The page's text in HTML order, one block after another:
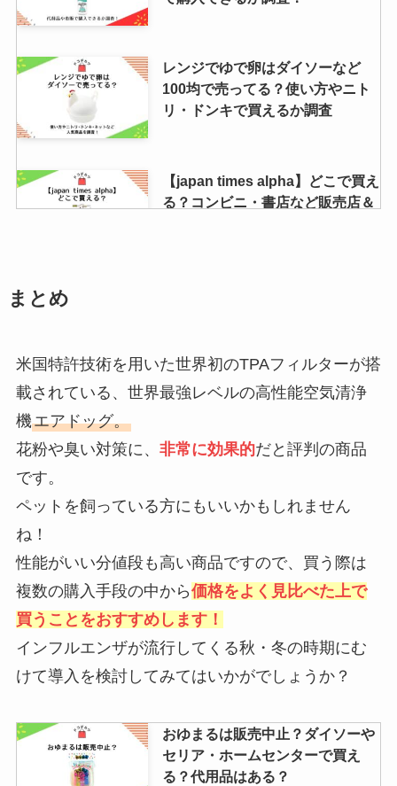
レンジでゆで卵はダイソーなど
100均で売ってる？使い方やニト
リ・ドンキで買えるか調査
【japan times alpha】どこで買え
る？コンビニ・書店など販売店＆
ハイキューチョコエッグどこで売
買える？いつから販売？
乾燥さんはどこで売ってる？ドラ
ア・プラザなど取扱店を調査！
キレートレモンむくみはどこで売
ってる？コンビニの値段は？薬局
やドンキは売ってない？販売店調
ロート製薬ダーマセプトはどこで
売ってる？rxazaセラムはドラッ
まとめ
米国特許技術を用いた世界初のTPAフィルターが搭
載されている、世界最強レベルの高性能空気清浄
機エアドッグ。
花粉や臭い対策に、 非常に効果的だと評判の商品
です。
ペットを飼っている方にもいいかもしれません
ね！
性能がいい分値段も高い商品ですので、買う際は
複数の購入手段の中から価格をよく見比べた上で
買うことをおすすめします！
インフルエンザが流行してくる秋・冬の時期にむ
けて導入を検討してみてはいかがでしょうか？
おゆまるは販売中止？ダイソーや
セリア・ホームセンターで買え
る？代用品はある？